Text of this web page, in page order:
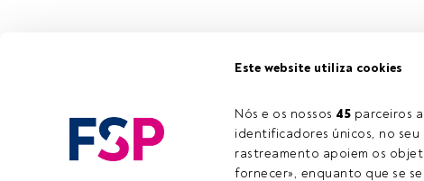
Este website utiliza cookies
Nós e os nossos 45 parceiros
identificadores únicos, no
rastreamento apoiem os
fornecer», enquanto que se